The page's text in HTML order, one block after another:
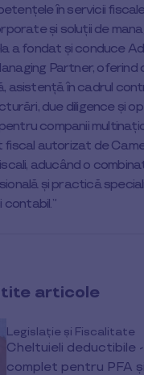
în servicii
și soluții de
a fondat și conduce
Partner,
asistență în cadrul
due diligence și
companii
fiscal autorizat de
aducând o
și practică
contabil.
articole
Legislație și Fiscalitate
Cheltuieli deductibile
complet pentru PFA